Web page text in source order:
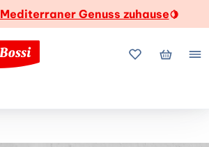
Mediterraner Genuss zuhause🍋
MeineMein